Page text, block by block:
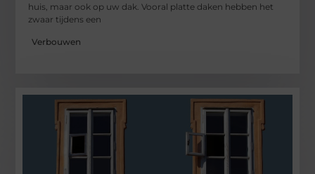
huis, maar ook op uw dak. Vooral platte daken hebben het
zwaar tijdens een
Verbouwen